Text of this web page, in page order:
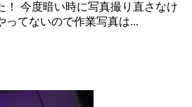
！ 今度暗い時に写真撮り直さなけ
ってないので作業写真は...